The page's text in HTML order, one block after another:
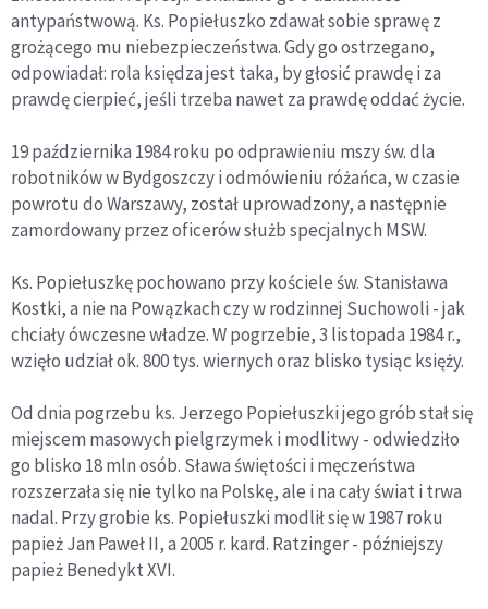
antypaństwową. Ks. Popiełuszko zdawał sobie sprawę z
grożącego mu niebezpieczeństwa. Gdy go ostrzegano,
odpowiadał: rola księdza jest taka, by głosić prawdę i za
prawdę cierpieć, jeśli trzeba nawet za prawdę oddać życie.
19 października 1984 roku po odprawieniu mszy św. dla
robotników w Bydgoszczy i odmówieniu różańca, w czasie
powrotu do Warszawy, został uprowadzony, a następnie
zamordowany przez oficerów służb specjalnych MSW.
Ks. Popiełuszkę pochowano przy kościele św. Stanisława
Kostki, a nie na Powązkach czy w rodzinnej Suchowoli - jak
chciały ówczesne władze. W pogrzebie, 3 listopada 1984 r.,
wzięło udział ok. 800 tys. wiernych oraz blisko tysiąc księży.
Od dnia pogrzebu ks. Jerzego Popiełuszki jego grób stał się
miejscem masowych pielgrzymek i modlitwy - odwiedziło
go blisko 18 mln osób. Sława świętości i męczeństwa
rozszerzała się nie tylko na Polskę, ale i na cały świat i trwa
nadal. Przy grobie ks. Popiełuszki modlił się w 1987 roku
papież Jan Paweł II, a 2005 r. kard. Ratzinger - późniejszy
papież Benedykt XVI.